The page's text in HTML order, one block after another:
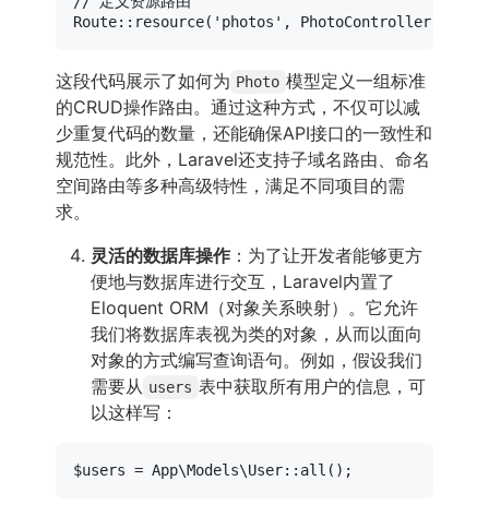
Route:: resource( 'photos' , PhotoController
这段代码展示了如何为 Photo 模型定义一组标准
的CRUD操作路由。通过这种方式，不仅可以减
少重复代码的数量，还能确保API接口的一致性和
规范性。此外，Laravel还支持子域名路由、命名
空间路由等多种高级特性，满足不同项目的需
求。
灵活的数据库操作 ：为了让开发者能够更方
便地与数据库进行交互，Laravel内置了
Eloquent ORM（对象关系映射）。它允许
我们将数据库表视为类的对象，从而以面向
对象的方式编写查询语句。例如，假设我们
需要从 users 表中获取所有用户的信息，可
以这样写：
$users = App\Models\User:: all